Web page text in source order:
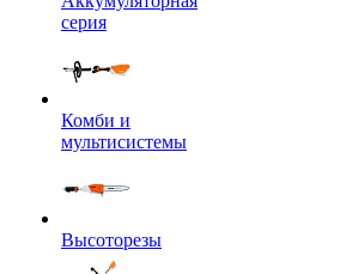
серия
Комби и
мультисистемы
Высоторезы